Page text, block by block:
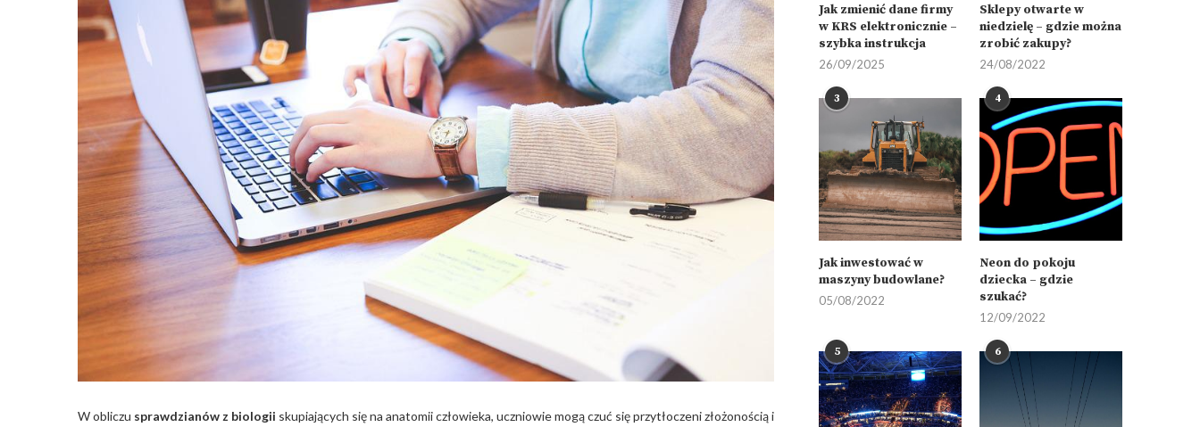
W obliczu sprawdzianów z biologii skupiających się na anatomii człowieka, uczniowie mogą czuć się przytłoczeni złożonością i
Jak zmienić dane firmy
w KRS elektronicznie –
szybka instrukcja
26/09/2025
Sklepy otwarte w
niedzielę – gdzie można
zrobić zakupy?
24/08/2022
3
Jak inwestować w
maszyny budowlane?
05/08/2022
4
Neon do pokoju
dziecka – gdzie
szukać?
12/09/2022
5 6